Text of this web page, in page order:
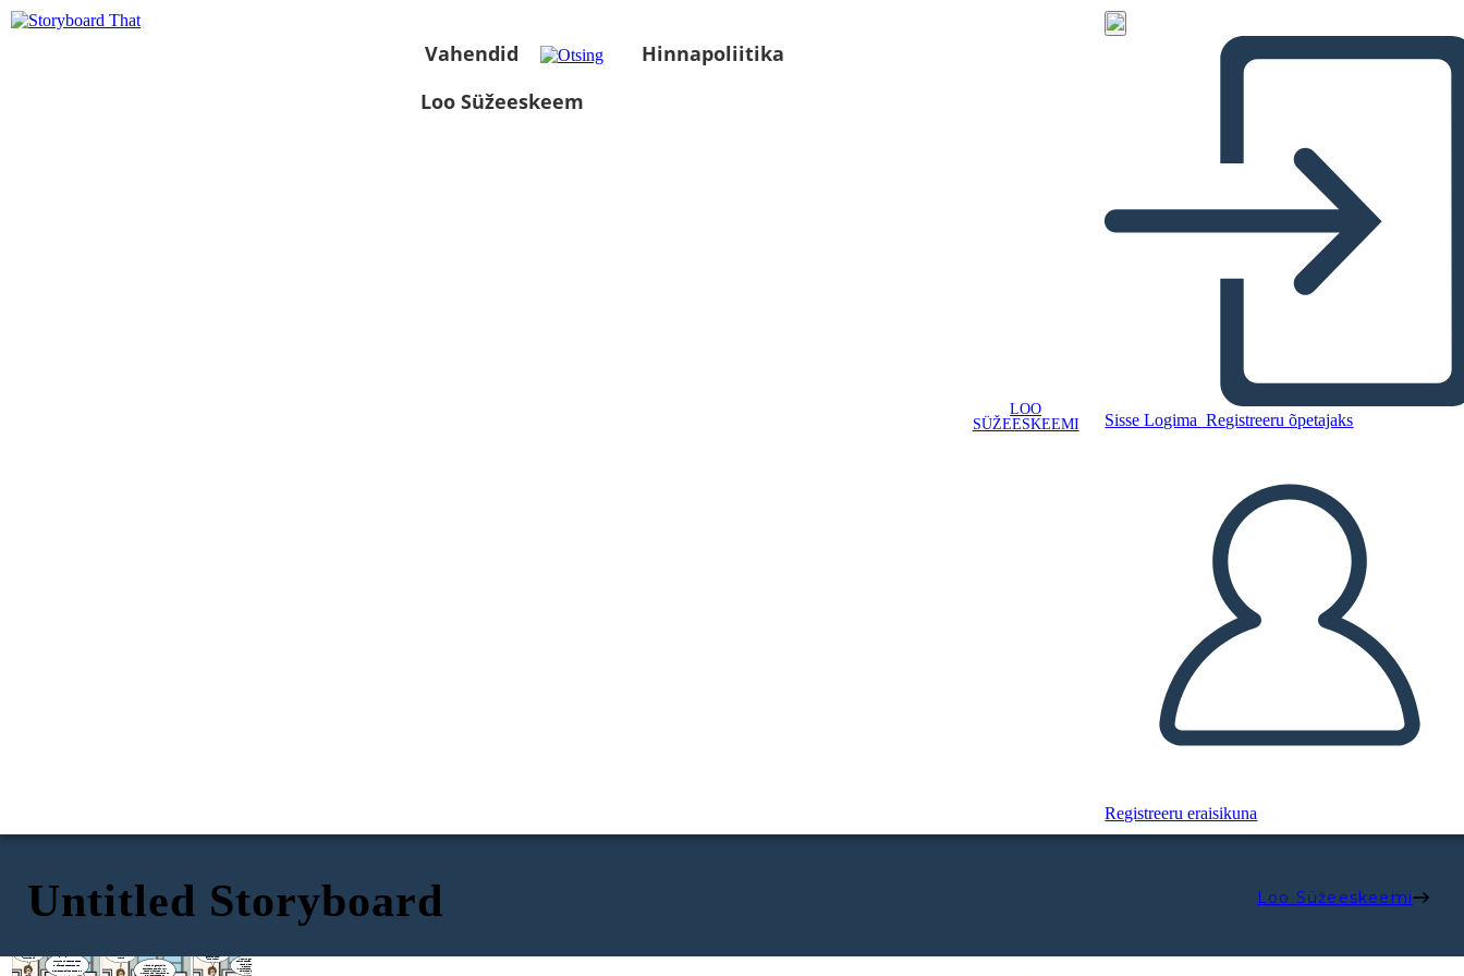
Vahendid
Hinnapoliitika
Loo Süžeeskeem
LOO
SÜŽEESKEEMI
Sisse Logima Registreeru õpetajaks
Registreeru eraisikuna
Untitled Storyboard Loo Süžeeskeemi
el año 1955 hasta 1964 y su
elemento mas importante fue
cuarta
y la cuarta generación
abarca desde el año 1971
hasta el año 1983, y su
el microprocesador
generación del
computador y la sexta generación
abarca desde el año 1999
hasta el 2024, y su
elemento mas
importante es que tiene
mayor capacidad de
memoria.